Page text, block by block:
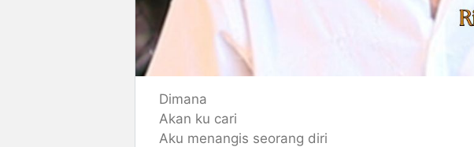
Dimana
Akan ku cari
Aku menangis seorang diri